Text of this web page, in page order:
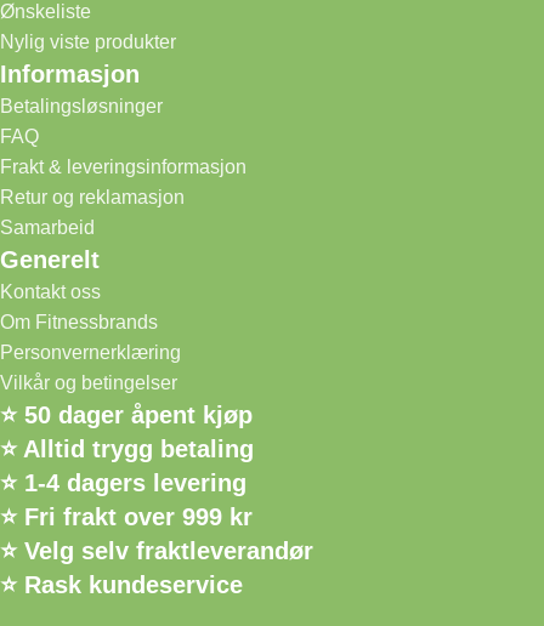
Ønskeliste
Nylig viste produkter
Informasjon
Betalingsløsninger
FAQ
Frakt & leveringsinformasjon
Retur og reklamasjon
Samarbeid
Generelt
Kontakt oss
Om Fitnessbrands
Personvernerklæring
Vilkår og betingelser
⭐ 50 dager åpent kjøp
⭐ Alltid trygg betaling
⭐ 1-4 dagers levering
⭐ Fri frakt over 999 kr
⭐ Velg selv fraktleverandør
⭐ Rask kundeservice